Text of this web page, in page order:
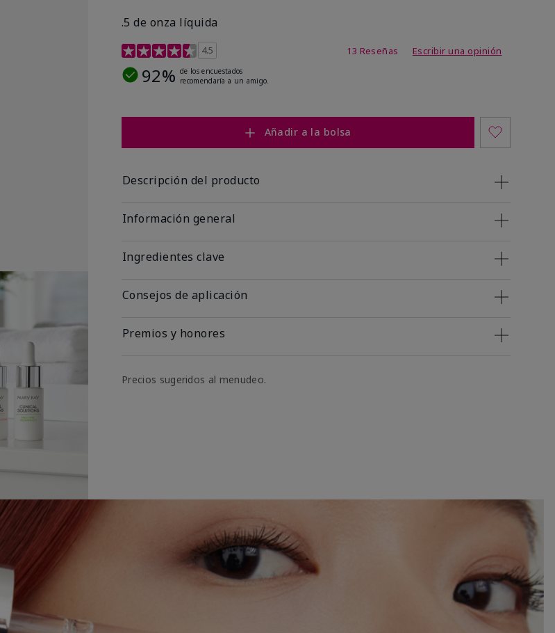
.5 de onza líquida
Calificación de clientes de 3,2 de 5
4.5 13 Reseñas Escribir una opinión
92% de los encuestados
recomendaría a un amigo.
Añadir a la bolsa
Descripción del producto
Información general
Ingredientes clave
Consejos de aplicación
Premios y honores
Precios sugeridos al menudeo.